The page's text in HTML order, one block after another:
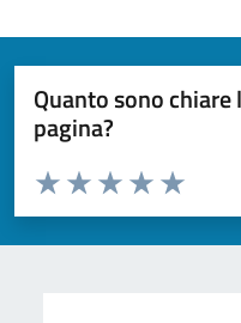
Quanto sono
pagina?
Valuta da 1 a 5 stelle la pagina
Valuta 5
Valuta 4
Valuta 3 stelle su
Valuta 2 stelle su 5
Valuta 1 stelle su 5